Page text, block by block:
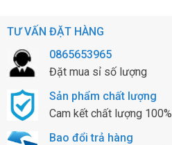
TƯ VẤN ĐẶT HÀNG
0865653965
Đặt mua sỉ số lượng
Sản phẩm chất lượng
Cam kết chất lượng 100%
Bao đổi trả hàng